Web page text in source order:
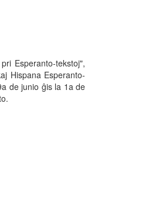
Esperanto-tekstoj",
Hispana Esperanto-
de junio ĝis la 1a de